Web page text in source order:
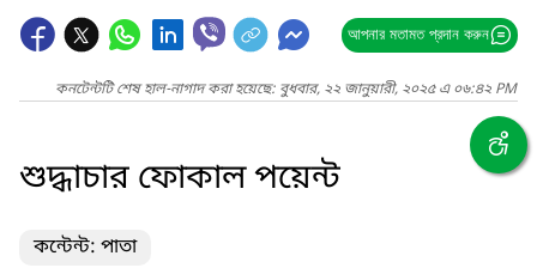
আপনার মতামত প্রদান করুন
কনটেন্টটি শেষ হাল-নাগাদ করা হয়েছে: বুধবার, ২২ জানুয়ারী, ২০২৫ এ ০৬:৪২ PM
শুদ্ধাচার ফোকাল পয়েন্ট
কন্টেন্ট: পাতা